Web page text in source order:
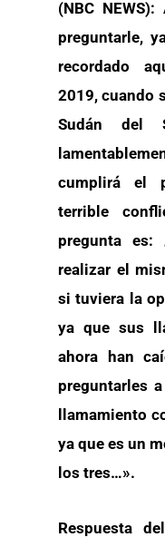
(NBC
preguntarle,
recordado
2019, cuando
Sudán del
cumplirá el
terrible
pregunta es:
realizar el
si tuviera la
ya que sus
ahora han
preguntarles
llamamiento
ya que es un
los tres…».
Respuesta